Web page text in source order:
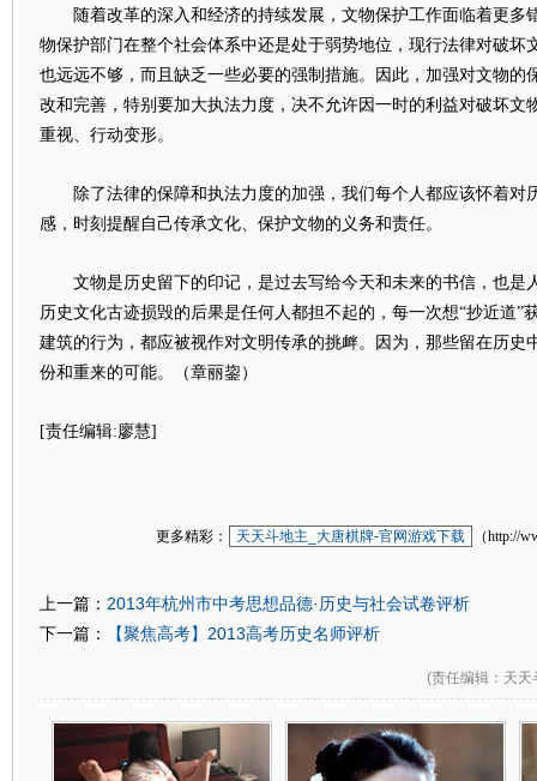
随着改革的深入和经济的持续发展，文物保护工作面临着更多
物保护部门在整个社会体系中还是处于弱势地位，现行法律对破坏
也远远不够，而且缺乏一些必要的强制措施。因此，加强对文物的
改和完善，特别要加大执法力度，决不允许因一时的利益对破坏文
重视、行动变形。
除了法律的保障和执法力度的加强，我们每个人都应该怀着对
感，时刻提醒自己传承文化、保护文物的义务和责任。
文物是历史留下的印记，是过去写给今天和未来的书信，也是
历史文化古迹损毁的后果是任何人都担不起的，每一次想“抄近道”
建筑的行为，都应被视作对文明传承的挑衅。因为，那些留在历史
份和重来的可能。（章丽鋆）
[责任编辑:廖慧]
更多精彩： 天天斗地主_大唐棋牌-官网游戏下载 （http://
上一篇： 2013年杭州市中考思想品德·历史与社会试卷评析
下一篇： 【聚焦高考】2013高考历史名师评析
(责任编辑 ：天